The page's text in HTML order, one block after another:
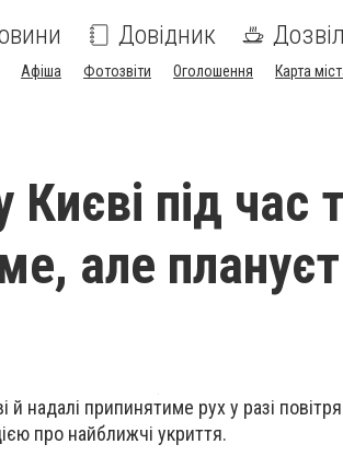
Довідник
Афіша Фотозвіти Оголошення Карта
Києві під час
але
надалі припинятиме рух у разі
про найближчі укриття.